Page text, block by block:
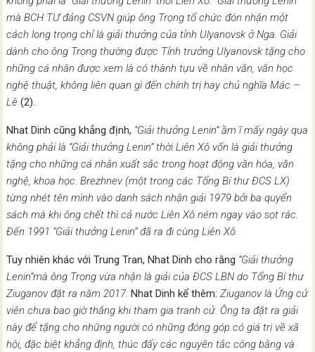
mà BCH TƯ đảng CSVN giúp ông Trọng tổ chức đón nhận một
cách long trọng chỉ là giải thưởng củatỉnh Ulyanovsk ởNga. Giải
dành cho ông Trọng thường được Tỉnh trưởng Ulyanovsk tặng cho
những cá nhân được xem là có thành tựu về nhân văn, văn học
nghệ thuật, không liên quan gì đến chính trị hay chủ nghĩa Mác –
Lê (2).
Nhat Dinh cũng khẳng định, “Giải thưởng Lenin” ầm ĩ mấy ngày qua
không phải là “Giải thưởng Lenin” thời Liên Xô vốn là giải thưởng
tặng cho những cá nhân xuất sắc trong hoạt động văn hóa, văn
nghệ, khoa học. Brezhnev(một trong các Tổng Bí thư ĐCS LX)
từng nhét tên mình vào danh sách nhận giải 1979 bởi ba quyển
sách mà khi ông chết thì cả nước Liên Xô ném ngay vào sọt rác.
Đến 1991 “Giải thưởng Lenin” đã ra đi cùng Liên Xô.
Tuy nhiên khác với Trung Tran, Nhat Dinh cho rằng “Giải thưởng
Lenin”mà ông Trọng vừa nhận là giải của ĐCS LBN do Tổng Bí thư
Ziuganov đặt ra năm 2017. Nhat Dinh kể thêm:Ziuganov là Ứng cử
viên chưa bao giờ thắng khi tham gia tranh cử. Ông ta đặt ra giải
này để tặng cho những người có những đóng góp có giá trị về xã
hội, đặc biệt khẳng định, thúc đẩy các nguyên tắc công bằng và